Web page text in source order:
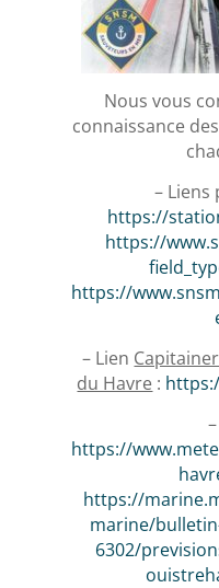
Nous vous
connaissance
– Liens
https://
https://
https://
– Lien
du Havre :
–
https://
https://
marine/
6302/